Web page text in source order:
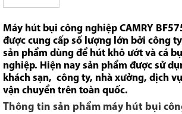
Máy hút bụi công nghiệp CAMRY
được cung cấp số lượng lớn bởi công
sản phẩm dùng để hút khô ướt và cá
nghiệp. Hiện nay sản phẩm được sử
khách sạn, công ty, nhà xưởng, dịch
vận chuyển trên toàn quốc.
Thông tin sản phẩm máy hút bụi